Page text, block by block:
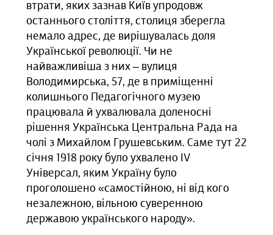
втрати, яких зазнав Київ упродовж
останнього століття, столиця зберегла
немало адрес, де вирішувалась доля
Української революції. Чи не
найважливіша з них – вулиця
Володимирська, 57, де в приміщенні
колишнього Педагогічного музею
працювала й ухвалювала доленосні
рішення Українська Центральна Рада на
чолі з Михайлом Грушевським. Саме тут 22
січня 1918 року було ухвалено ІV
Універсал, яким Україну було
проголошено «самостійною, ні від кого
незалежною, вільною суверенною
державою українського народу».